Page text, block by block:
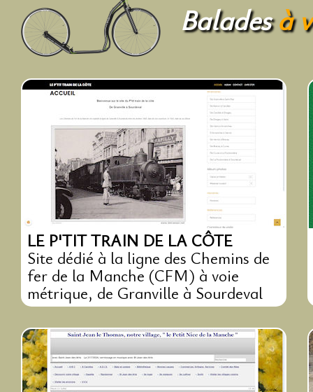
Balades à
LE P'TIT TRAIN DE LA CÔTE
Site dédié à la ligne des Chemins de
fer de la Manche (CFM) à voie
métrique, de Granville à Sourdeval